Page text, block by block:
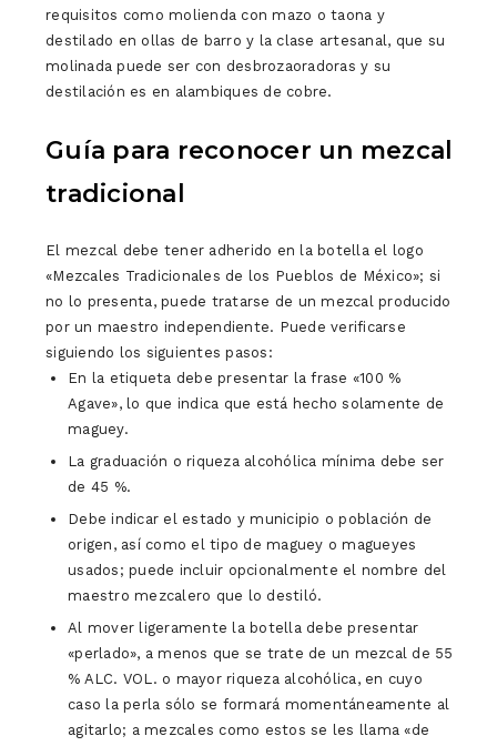
requisitos como molienda con mazo o taona y
destilado en ollas de barro y la clase artesanal, que su
molinada puede ser con desbrozaoradoras y su
destilación es en alambiques de cobre.
Guía para reconocer un mezcal
tradicional
El mezcal debe tener adherido en la botella el logo
«Mezcales Tradicionales de los Pueblos de México»; si
no lo presenta, puede tratarse de un mezcal producido
por un maestro independiente. Puede verificarse
siguiendo los siguientes pasos:
En la etiqueta debe presentar la frase «100 %
Agave», lo que indica que está hecho solamente de
maguey.
La graduación o riqueza alcohólica mínima debe ser
de 45 %.
Debe indicar el estado y municipio o población de
origen, así como el tipo de maguey o magueyes
usados; puede incluir opcionalmente el nombre del
maestro mezcalero que lo destiló.
Al mover ligeramente la botella debe presentar
«perlado», a menos que se trate de un mezcal de 55
% ALC. VOL. o mayor riqueza alcohólica, en cuyo
caso la perla sólo se formará momentáneamente al
agitarlo; a mezcales como estos se les llama «de